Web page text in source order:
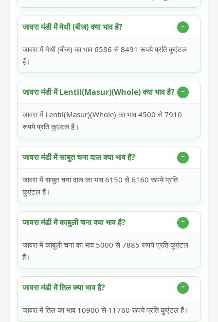
जावरा मंडी में मेथी (बीज) क्या भाव है?
जावरा में मेथी (बीज) का भाव 6586 से 8491 रूपये प्रति कुएंटल
हैं।
जावरा मंडी में Lentil(Masur)(Whole) क्या भाव है?
जावरा में Lentil(Masur)(Whole) का भाव 4500 से 7910
रूपये प्रति कुएंटल हैं।
जावरा मंडी में साबुत चना दाल क्या भाव है?
जावरा में साबुत चना दाल का भाव 6150 से 6160 रूपये प्रति
कुएंटल हैं।
जावरा मंडी में काबुली चना क्या भाव है?
जावरा में काबुली चना का भाव 5000 से 7885 रूपये प्रति कुएंटल
हैं।
जावरा मंडी में तिल क्या भाव है?
जावरा में तिल का भाव 10900 से 11760 रूपये प्रति कुएंटल हैं।